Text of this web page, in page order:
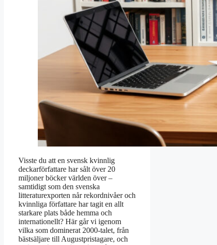
Visste du att en svensk kvinnlig
deckarförfattare har sålt över 20
miljoner böcker världen över –
samtidigt som den svenska
litteraturexporten når rekordnivåer och
kvinnliga författare har tagit en allt
starkare plats både hemma och
internationellt? Här går vi igenom
vilka som dominerat 2000-talet, från
bästsäljare till Augustpristagare, och